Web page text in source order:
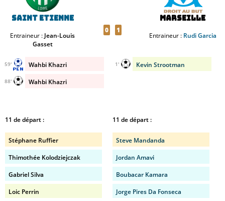
Saint Etienne
Entraineur : Jean-Louis
Gasset
0 1
Marseille
Entraineur : Rudi Garcia
Wahbi Khazri
59'
Wahbi Khazri
88'
Kevin Strootman
1'
11 de départ :
Stéphane Ruffier
Thimothée Kolodziejczak
Gabriel Silva
Loic Perrin
11 de départ :
Steve Mandanda
Jordan Amavi
Boubacar Kamara
Jorge Pires Da Fonseca